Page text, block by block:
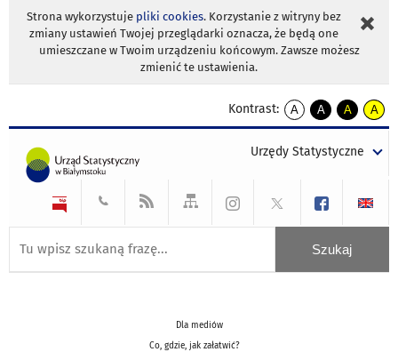
Strona wykorzystuje pliki cookies. Korzystanie z witryny bez
zmiany ustawień Twojej przeglądarki oznacza, że będą one
umieszczane w Twoim urządzeniu końcowym. Zawsze możesz
zmienić te ustawienia.
Kontrast:
A
kontrast
A
kontrast
tekst
czarnym
A
kontrast
tekst
czarnym
A
tekst
żółtym
Urzędy Statystyczne
Dla mediów
Co, gdzie, jak załatwić?